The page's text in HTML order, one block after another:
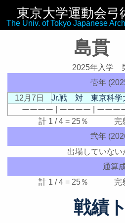
東京大学運動会弓
The Univ. of Tokyo Japanese
リ
島貫
2025年入学
壱年
12月7日
Jr.戦 対 東京科学
ーーーー ーーーー ーーー
計 1 / 4 = 25％ 完射
弐年
出場していない
通算
計 1 / 4 = 25％ 完射
戦績